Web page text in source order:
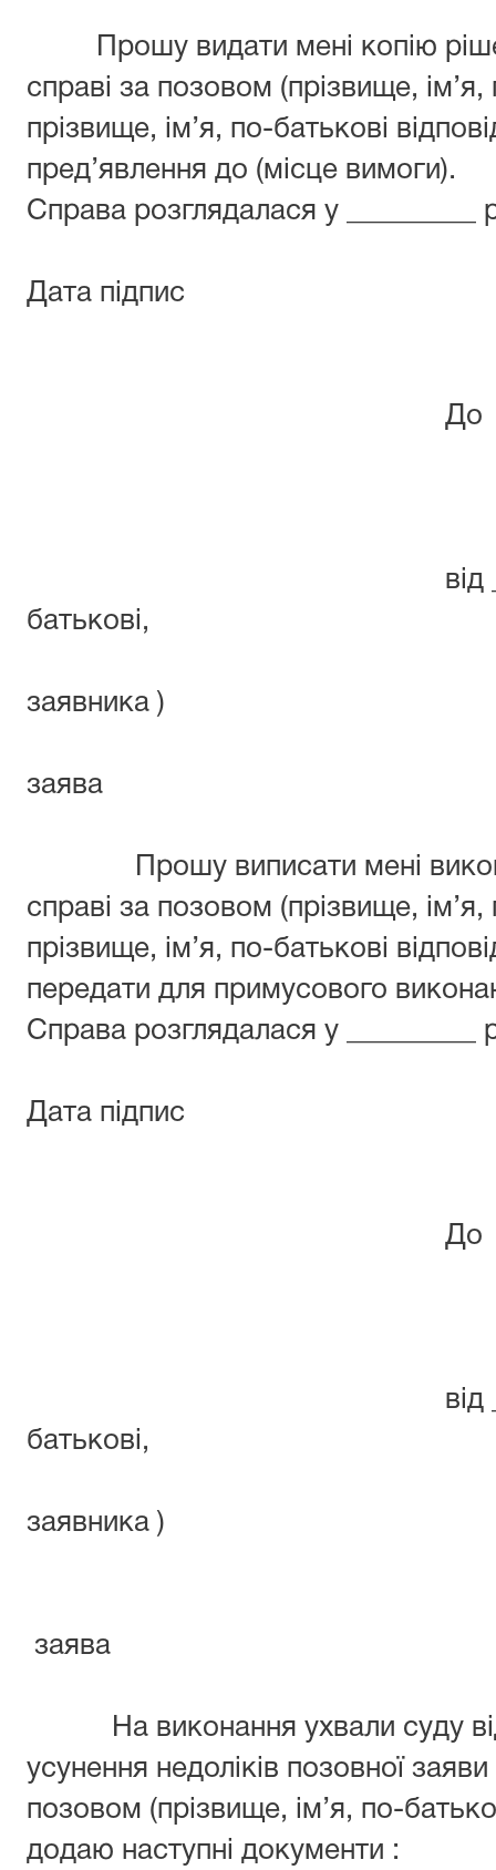
Прошу видати мені копію
справі за позовом (прізвище,
прізвище, ім’я, по-батькові
пред’явлення до (місце вимоги).
Справа розглядалася у _________
Дата підпис
До
від
заявника )
заява
Прошу виписати мені
справі за позовом (прізвище,
прізвище, ім’я, по-батькові
передати для примусового
Справа розглядалася у _________
Дата підпис
До
від
заявника )
заява
На виконання ухвали суду від
усунення недоліків позовної
позовом (прізвище, ім’я, по-
додаю наступні документи :